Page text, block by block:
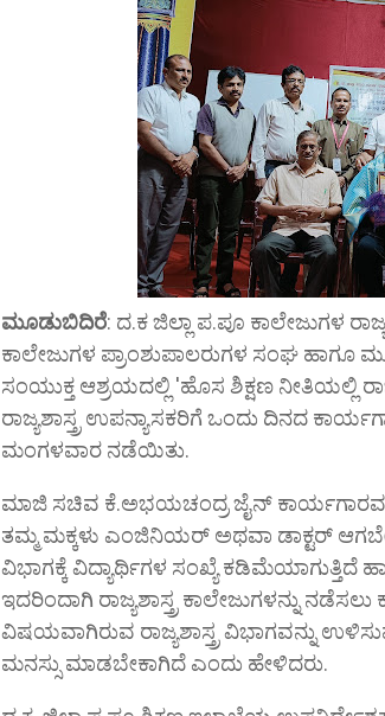
ಮೂಡುಬಿದಿರೆ: ದ.ಕ ಜಿಲ್ಲಾ ಪ.ಪೂ ಕಾಲೇಜುಗಳ
ಕಾಲೇಜುಗಳ ಪ್ರಾಂಶುಪಾಲರುಗಳ ಸಂಘ
ಸಂಯುಕ್ತ ಆಶ್ರಯದಲ್ಲಿ 'ಹೊಸ ಶಿಕ್ಷಣ ನೀತಿಯಲ್ಲಿ
ರಾಜ್ಯಶಾಸ್ತ್ರ ಉಪನ್ಯಾಸಕರಿಗೆ ಒಂದು ದಿನದ
ಮಂಗಳವಾರ ನಡೆಯಿತು.
ಮಾಜಿ ಸಚಿವ ಕೆ.ಅಭಯಚಂದ್ರ ಜೈನ್
ತಮ್ಮ ಮಕ್ಕಳು ಎಂಜಿನಿಯರ್ ಅಥವಾ ಡಾಕ್ಟರ್
ವಿಭಾಗಕ್ಕೆ ವಿದ್ಯಾರ್ಥಿಗಳ ಸಂಖ್ಯೆ
ಇದರಿಂದಾಗಿ ರಾಜ್ಯಶಾಸ್ತ್ರ ಕಾಲೇಜುಗಳನ್ನು
ವಿಷಯವಾಗಿರುವ ರಾಜ್ಯಶಾಸ್ತ್ರ ವಿಭಾಗವನ್ನು
ಮನಸ್ಸು ಮಾಡಬೇಕಾಗಿದೆ ಎಂದು ಹೇಳಿದರು.